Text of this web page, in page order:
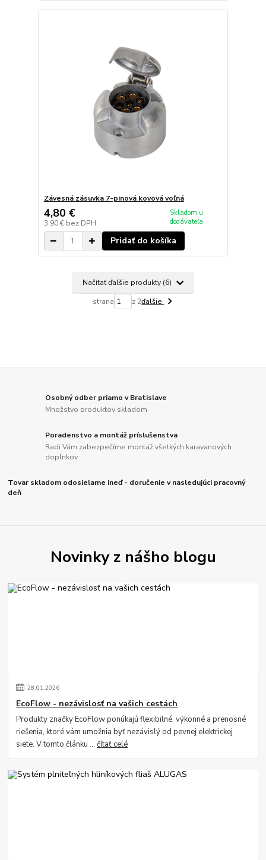
Závesná zásuvka 7-pinová kovová voľná
4,80 €
3,90 € bez DPH
Skladom u
dodávateľa
Pridať do košíka
Načítať ďalšie produkty (6)
strana z 2ďalšie
Osobný odber priamo v Bratislave
Množstvo produktov skladom
Poradenstvo a montáž príslušenstva
Radi Vám zabezpečíme montáž všetkých karavanových
doplnkov
Tovar skladom odosielame ineď - doručenie v nasledujúci pracovný
deň
Novinky z nášho blogu
28.01.2026
EcoFlow - nezávislosť na vašich cestách
Produkty značky EcoFlow ponúkajú flexibilné, výkonné a prenosné
riešenia, ktoré vám umožnia byť nezávislý od pevnej elektrickej
siete. V tomto článku ...čítať celé